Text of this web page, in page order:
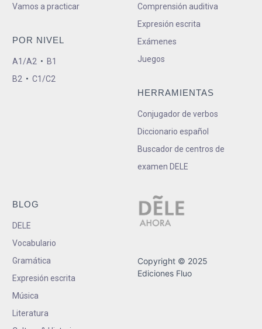
Vamos a practicar
POR NIVEL
A1/A2 • B1
B2 • C1/C2
Comprensión auditiva
Expresión escrita
Exámenes
Juegos
HERRAMIENTAS
Conjugador de verbos
Diccionario español
Buscador de centros de
examen DELE
BLOG
DELE
Vocabulario
Gramática
Expresión escrita
Música
Literatura
Copyright © 2025
Ediciones Fluo